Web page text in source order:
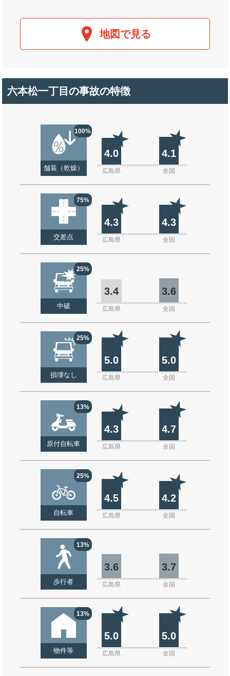
地図で見る
六本松一丁目の事故の特徴
100%
舗装（乾燥）
4.0 4.1
広島県 全国
75%
交差点
4.3 4.3
広島県 全国
25%
中破
3.4 3.6
広島県 全国
25%
損壊なし
5.0 5.0
広島県 全国
13%
原付自転車
4.3 4.7
広島県 全国
25%
自転車
4.5 4.2
広島県 全国
13%
歩行者
3.6 3.7
広島県 全国
13%
物件等
5.0 5.0
広島県 全国